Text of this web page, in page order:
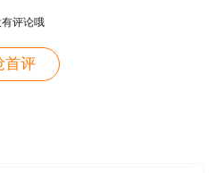
;
份证件复印件;
评论哦
首评